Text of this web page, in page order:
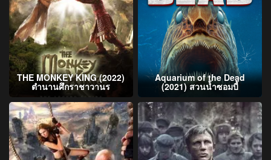
THE MONKEY KING (2022)
ตำนานศึกราชาวานร
Aquarium of the Dead
(2021) สวนน้ำซอมบี้